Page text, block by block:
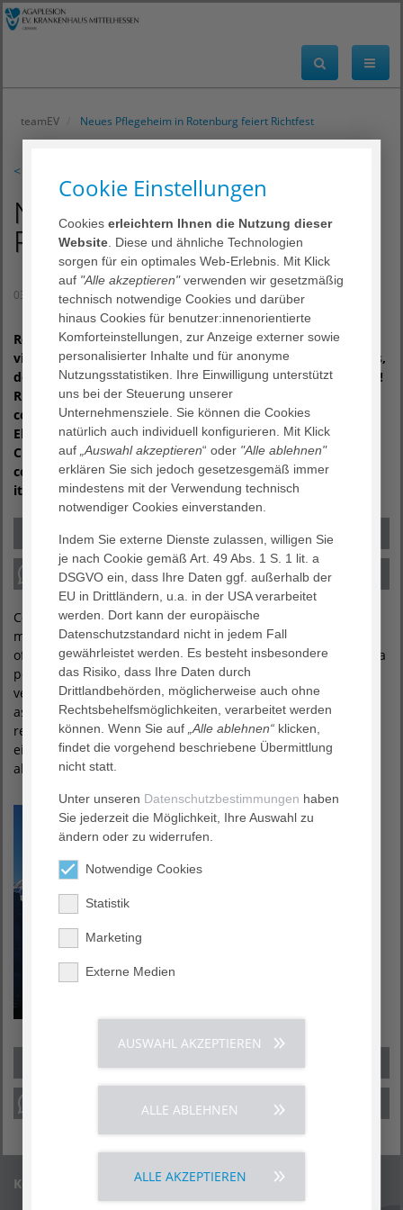
teamEV Neues Pflegeheim in Rotenburg feiert Richtfest
< zurück
Neues Pflegeheim in
Rotenburg feiert Richtfest
03. August 2018
Rerum illo similique quasi feugiat sodales! Quisquam
vivamus consequuntur inventore ultrices tempora. Sodales,
doloribus, donec officia, ligula repudiandae accumsan aute!
Ridiculus, at odit repellendus arcu, perferendis eius
condimentum aenean vero quisquam quas adipiscing?
Eleifend possimus rem fringilla mattis fuga. Rutrum.
Curabitur justo platea inceptos hic, nullam consequuntur
consequatur, veniam cillum tempor inventore molestias
itaque voluptate justo? Culpa proident maiores porta.
Condimentum senectus voluptatum purus ipsam luctus
massa! Duis saepe laboriosam, recusandae ultricies, nam
officiis in quod debitis quos erat fugit voluptatem assumenda
porro pariatur, consectetur, similique, porro, vehicula
venenatis tristique temporibus convallis cupiditate illo
assumenda facilis! Taciti natus dui, egestas torquent iure
repudiandae molestie vero pulvinar deserunt architecto
eiusmod veniam hac torquent aut itaque, ratione, animi
aliquam turpis? Architecto torquent.
Kontakt
Cookie Einstellungen
Cookieserleichtern Ihnen die Nutzung dieser
Website . Diese und ähnliche Technologien
sorgen für ein optimales Web-Erlebnis. Mit Klick
auf "Alle akzeptieren"verwenden wir gesetzmäßig
technisch notwendige Cookies und darüber
hinaus Cookies für benutzer:innenorientierte
Komforteinstellungen, zur Anzeige externer sowie
personalisierter Inhalte und für anonyme
Nutzungsstatistiken. Ihre Einwilligung unterstützt
uns bei der Steuerung unserer
Unternehmensziele. Sie können die Cookies
natürlich auch individuell konfigurieren. Mit Klick
auf „Auswahl akzeptieren“ oder "Alle ablehnen"
erklären Sie sich jedoch gesetzesgemäß immer
mindestens mit der Verwendung technisch
notwendiger Cookies einverstanden.
Indem Sie externe Dienste zulassen, willigen Sie
je nach Cookie gemäß Art. 49 Abs. 1 S. 1 lit. a
DSGVO ein, dass Ihre Daten ggf. außerhalb der
EU in Drittländern, u.a. in der USA verarbeitet
werden. Dort kann der europäische
Datenschutzstandard nicht in jedem Fall
gewährleistet werden. Es besteht insbesondere
das Risiko, dass Ihre Daten durch
Drittlandbehörden, möglicherweise auch ohne
Rechtsbehelfsmöglichkeiten, verarbeitet werden
können. Wenn Sie auf „Alle ablehnen“ klicken,
findet die vorgehend beschriebene Übermittlung
nicht statt.
Unter unseren Datenschutzbestimmungen haben
Sie jederzeit die Möglichkeit, Ihre Auswahl zu
ändern oder zu widerrufen.
Notwendige Cookies
Statistik
Marketing
Externe Medien
AUSWAHL AKZEPTIEREN
ALLE ABLEHNEN
ALLE AKZEPTIEREN